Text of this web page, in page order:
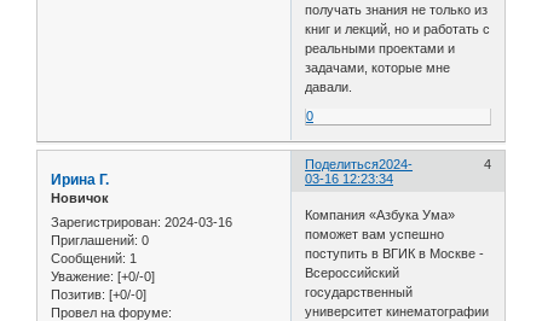
получать знания не только из
книг и лекций, но и работать с
реальными проектами и
задачами, которые мне
давали.
0
Поделиться 4
2024-
03-16 12:23:34
Ирина Г.
Новичок
Зарегистрирован: 2024-03-16
Приглашений: 0
Сообщений: 1
Уважение: [+0/-0]
Позитив: [+0/-0]
Провел на форуме:
Компания «Азбука Ума»
поможет вам успешно
поступить в ВГИК в Москве -
Всероссийский
государственный
университет кинематографии